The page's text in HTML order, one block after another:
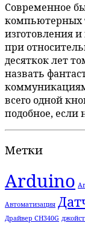
Современное
компьютерных
изготовления
при
десяткок лет
назвать
всего одной
подобное, если
Метки
Arduino
Автоматизация
Драйвер CH340G